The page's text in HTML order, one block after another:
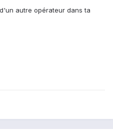
autre opérateur dans ta